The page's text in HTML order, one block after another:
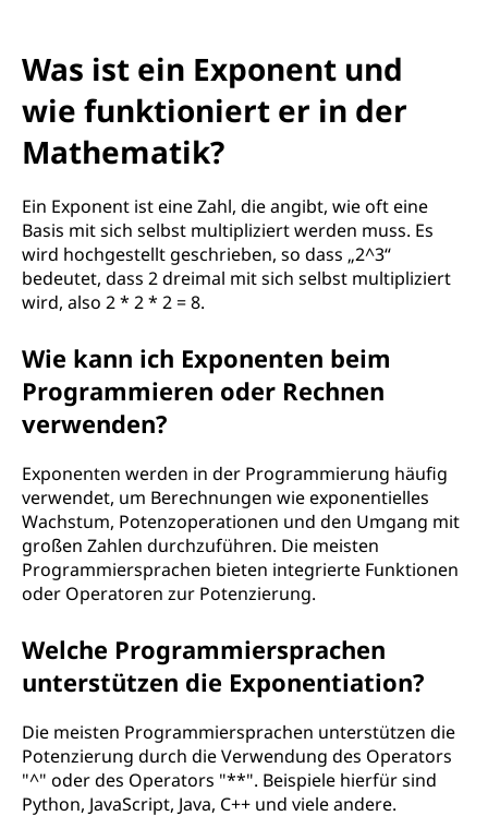
Was ist ein Exponent und
wie funktioniert er in der
Mathematik?
Ein Exponent ist eine Zahl, die angibt, wie oft eine
Basis mit sich selbst multipliziert werden muss. Es
wird hochgestellt geschrieben, so dass „2^3“
bedeutet, dass 2 dreimal mit sich selbst multipliziert
wird, also 2 * 2 * 2 = 8.
Wie kann ich Exponenten beim
Programmieren oder Rechnen
verwenden?
Exponenten werden in der Programmierung häufig
verwendet, um Berechnungen wie exponentielles
Wachstum, Potenzoperationen und den Umgang mit
großen Zahlen durchzuführen. Die meisten
Programmiersprachen bieten integrierte Funktionen
oder Operatoren zur Potenzierung.
Welche Programmiersprachen
unterstützen die Exponentiation?
Die meisten Programmiersprachen unterstützen die
Potenzierung durch die Verwendung des Operators
"^" oder des Operators "**". Beispiele hierfür sind
Python, JavaScript, Java, C++ und viele andere.